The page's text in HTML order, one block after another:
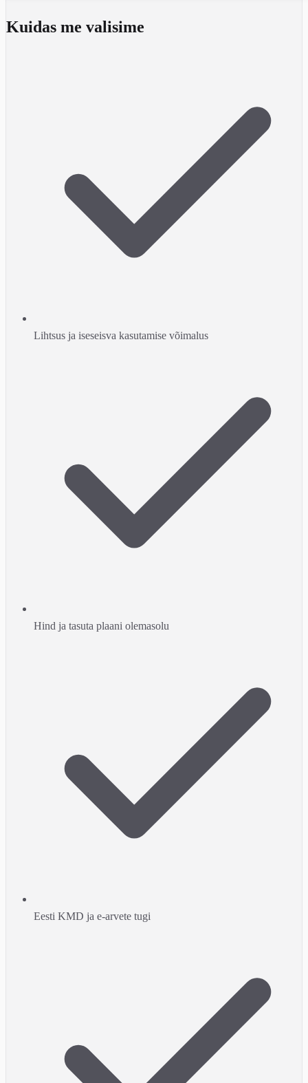
Kuidas me valisime
Lihtsus ja iseseisva kasutamise võimalus
Hind ja tasuta plaani olemasolu
Eesti KMD ja e-arvete tugi